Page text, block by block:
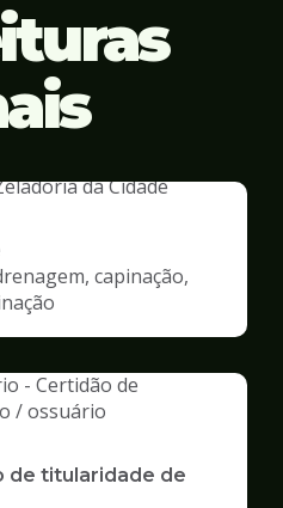
capinação,
de titularidade de